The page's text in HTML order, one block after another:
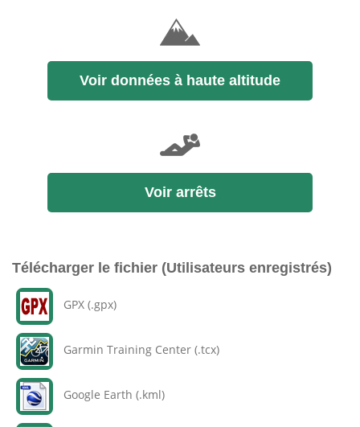
Voir données à haute altitude
Voir arrêts
Télécharger le fichier (Utilisateurs enregistrés)
GPX (.gpx)
Garmin Training Center (.tcx)
Google Earth (.kml)